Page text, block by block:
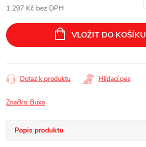
1 297 Kč bez DPH
cena:
VLOŽIT DO KOŠÍKU
Dotaz k produktu Hlídací pes
Značka: Buxa
Popis produktu